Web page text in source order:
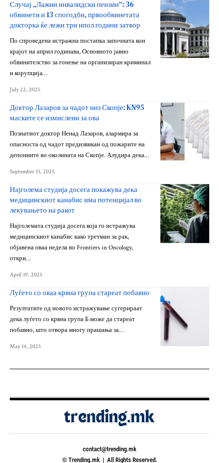
Случај „Лажни инвалидски пензии“: 36
обвинети и 13 спогодби, првообвинетата
докторка ќе лежи три ипол години затвор
По спроведена истражна постапка започната кон
крајот на април годинава, Основното јавно
обвинителство за гонење на организиран криминал
и корупција…
July 22, 2025
Доктор Лазаров за чадот низ Скопје: KN95
маските се измислени за ова
Познатиот доктор Ненад Лазаров, алармира за
опасноста од чадот предизвикан од пожарите на
депониите во околината на Скопје. Алудира дека…
September 13, 2025
Најголема студија досега покажува дека
медицинскиот канабис има потенцијал во
лекувањето на ракот
Најголемата студија досега која го истражува
медицинскиот канабис како третман за рак,
објавена оваа недела во Frontiers in Oncology,
откри…
April 19, 2025
Луѓето со оваа крвна група стареат побавно
Резултатите од новото истражување сугерираат
дека луѓето со крвна група Б може да стареат
побавно, што отвора многу прашања за…
May 14, 2025
contact@trending.mk
© Trending.mk | All Rights Reserved.